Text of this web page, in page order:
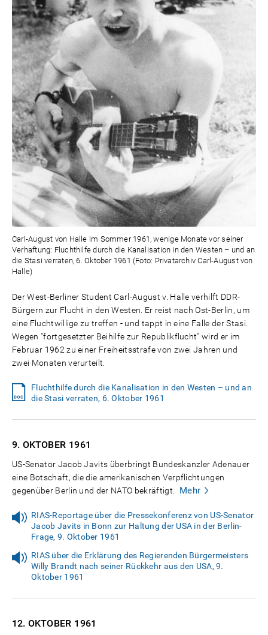
Carl-August von Halle im Sommer 1961, wenige Monate vor seiner
Verhaftung: Fluchthilfe durch die Kanalisation in den Westen – und an
die Stasi verraten, 6. Oktober 1961 (Foto: Privatarchiv Carl-August von
Halle)
Der West-Berliner Student Carl-August v. Halle verhilft DDR-
Bürgern zur Flucht in den Westen. Er reist nach Ost-Berlin, um
eine Fluchtwillige zu treffen - und tappt in eine Falle der Stasi.
Wegen "fortgesetzter Beihilfe zur Republikflucht" wird er im
Februar 1962 zu einer Freiheitsstrafe von zwei Jahren und
zwei Monaten verurteilt.
Fluchthilfe durch die Kanalisation in den Westen – und an
die Stasi verraten, 6. Oktober 1961
9. OKTOBER 1961
US-Senator Jacob Javits überbringt Bundeskanzler Adenauer
eine Botschaft, die die amerikanischen Verpflichtungen
gegenüber Berlin und der NATO bekräftigt.
Mehr
RIAS-Reportage über die Pressekonferenz von US-Senator
Jacob Javits in Bonn zur Haltung der USA in der Berlin-
Frage, 9. Oktober 1961
RIAS über die Erklärung des Regierenden Bürgermeisters
Willy Brandt nach seiner Rückkehr aus den USA, 9.
Oktober 1961
12. OKTOBER 1961